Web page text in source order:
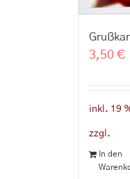
3,50 €
inkl. 19
zzgl.
In den